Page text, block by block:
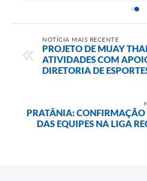
NOTÍCIA MAIS RECENTE
PROJETO DE MUAY
ATIVIDADES COM
DIRETORIA DE
PRATÂNIA:
DAS EQUIPES NA LIGA